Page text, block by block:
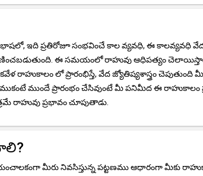
ఇది ప్రతిరోజూ సంభవించే కాల వ్యవధి, ఈ కాలవ్యవధి వేద
ఈ సమయంలో రాహువు ఆధిపత్యం
రాహుకాలం లో ప్రారంభిస్తే, వేద జ్యోతిష్యశాస్త్రం చెపుతుంది
ముందే ప్రారంభం చేసివుంటే మీ పనిమీద ఈ రాహుకాలం
ప్రభావం చూపుతాడు.
మీరు నివసిస్తున్న పట్టణము ఆధారంగా మీకు